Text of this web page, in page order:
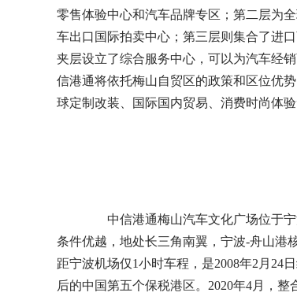
零售体验中心和汽车品牌专区；第二层为
车出口国际拍卖中心；第三层则集合了进
夹层设立了综合服务中心，可以为汽车经
信港通将依托梅山自贸区的政策和区位优
球定制改装、国际国内贸易、消费时尚体
中信港通梅山汽车文化广场位于宁
条件优越，地处长三角南翼，宁波-舟山港
距宁波机场仅1小时车程，是2008年2月24
后的中国第五个保税港区。2020年4月，